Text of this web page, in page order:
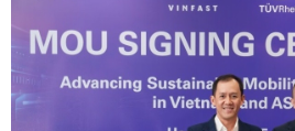
toàn cầu của hãng xe Việt mà còn
cho hệ sinh thái di chuyển xanh
đảo.